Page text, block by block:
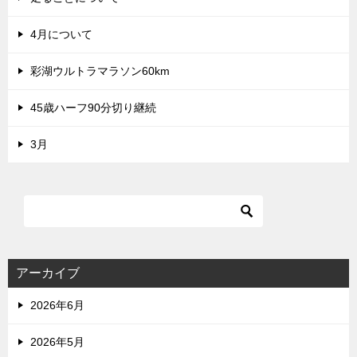
4月について
彩湖ウルトラマラソン60km
45歳ハーフ90分切り継続
3月
アーカイブ
2026年6月
2026年5月